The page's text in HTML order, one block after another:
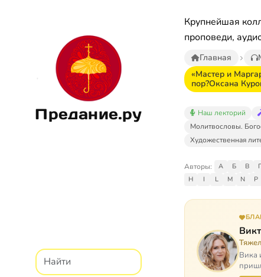
Предание.ру
Крупнейшая
проповеди,
Главная
«Мастер и
пор?Оксана
Наш лекторий
Молитвословы.
Художественная
Авторы: А Б В Г
H
I L M N P
Вика